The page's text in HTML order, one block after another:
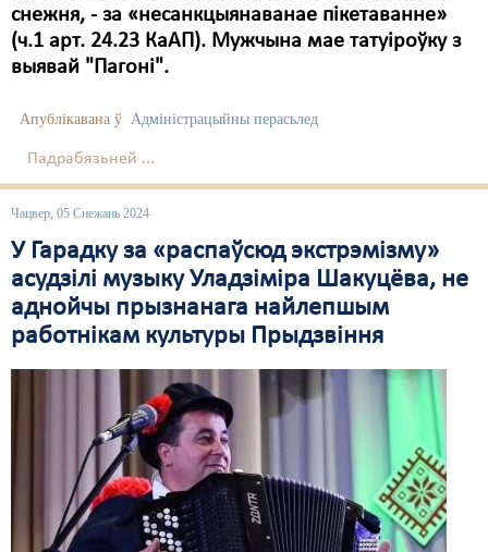
снежня, - за «несанкцыянаванае пікетаванне»
(ч.1 арт. 24.23 КаАП). Мужчына мае татуіроўку з
выявай "Пагоні".
Апублікавана ў Адміністрацыйны перасьлед
Падрабязьней ...
Чацвер, 05 Снежань 2024
У Гарадку за «распаўсюд экстрэмізму»
асудзілі музыку Уладзіміра Шакуцёва, не
аднойчы прызнанага найлепшым
работнікам культуры Прыдзвіння
Мігранты
Мірныя сходы
Пэнітэнцыярная сыстэма
Распальваньне варожасьці
Рознае
Свабода сумленьня
Сьмяротнае пакараньне
Экалёгія